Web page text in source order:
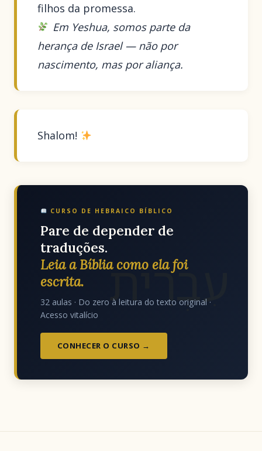
filhos da promessa.
Em Yeshua, somos parte da
herança de Israel — não por
nascimento, mas por aliança.
Shalom!
עִבְרִית
CURSO DE HEBRAICO BÍBLICO
Pare de depender de
traduções.
Leia a Bíblia como ela foi
escrita.
32 aulas · Do zero à leitura do texto original ·
Acesso vitalício
CONHECER O CURSO →